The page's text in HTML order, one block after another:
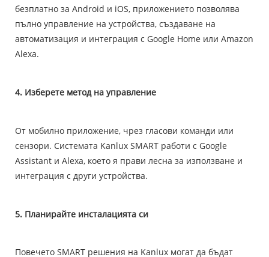
безплатно за Android и iOS, приложението позволява
пълно управление на устройства, създаване на
автоматизация и интеграция с Google Home или Amazon
Alexa.
4. Изберете метод на управление
От мобилно приложение, чрез гласови команди или
сензори. Системата Kanlux SMART работи с Google
Assistant и Alexa, което я прави лесна за използване и
интеграция с други устройства.
5. Планирайте инсталацията си
Повечето SMART решения на Kanlux могат да бъдат